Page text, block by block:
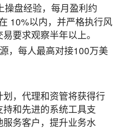
操盘经验，每月盈利约
10%以内，并严格执行风
要求观察半年以上。
，每人最高对接100万美
，代理和资管将获得行
和先进的系统工具支
务客户，提升业务水